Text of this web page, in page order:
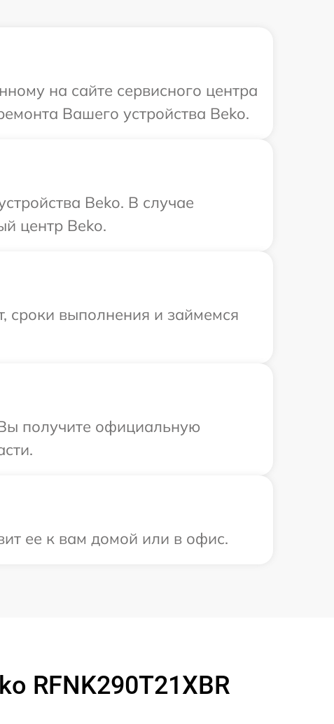
на сайте сервисного центра
Вашего устройства Beko.
Beko. В случае
центр Beko.
сроки выполнения и займемся
получите официальную
ее к вам домой или в офис.
RFNK290T21XBR